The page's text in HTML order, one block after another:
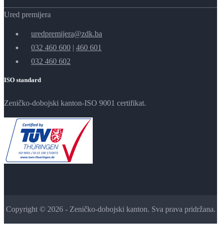
Ured premijera
uredpremijera@zdk.ba
032 460 600 | 460 601
032 460 602
ISO standard
Zeničko-dobojski kanton-ISO 9001 certifikat.
Copyright © 2026 - Zeničko-dobojski kanton. Sva prava pridržana.